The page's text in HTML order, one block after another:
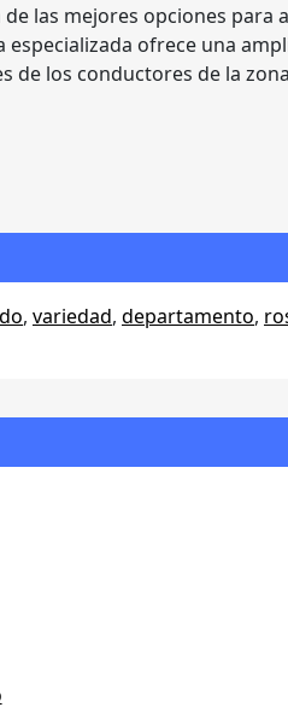
las mejores opciones para
ofrece una
de los conductores de la
, variedad, departamento,